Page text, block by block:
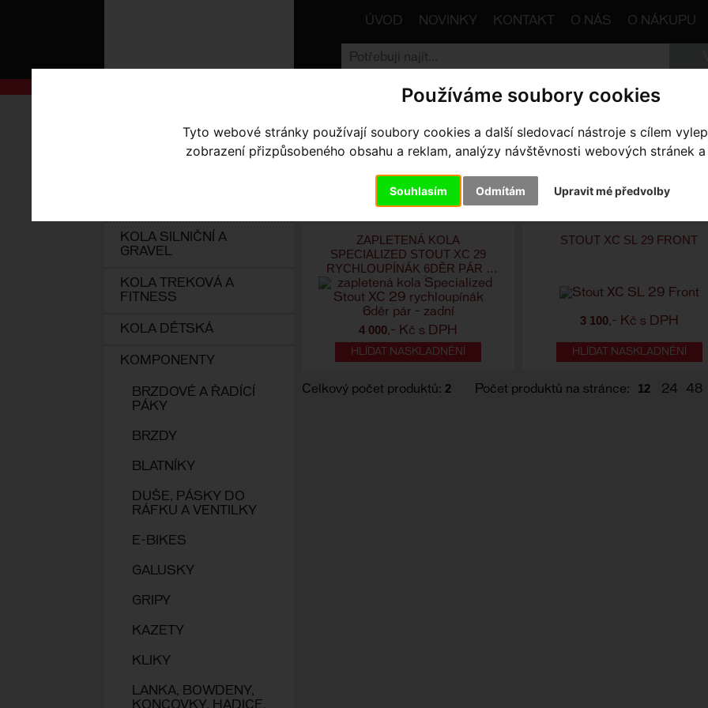
Používáme soubory cookies
Tyto webové stránky používají soubory cookies a další sledovací nástroje s cílem
zobrazení přizpůsobeného obsahu a reklam, analýzy návštěvnosti webových stránek
Souhlasím Odmítám Upravit mé předvolby
ÚVOD NOVINKY KONTAKT O NÁS O NÁKUPU
KOLA S-WORKS
KOLA SILNIČNÍ A
GRAVEL
KOLA TREKOVÁ A
FITNESS
KOLA DĚTSKÁ
KOMPONENTY
BRZDOVÉ A ŘADÍCÍ
PÁKY
BRZDY
BLATNÍKY
DUŠE, PÁSKY DO
RÁFKU A VENTILKY
E-BIKES
GALUSKY
GRIPY
KAZETY
KLIKY
LANKA, BOWDENY,
KONCOVKY, HADICE,
Seřadit podle: Ceny Názvu Data
Celkový počet produktů:2 Počet produktů na stránce:
ZAPLETENÁ KOLA
SPECIALIZED STOUT XC 29
RYCHLOUPÍNÁK 6DĚR PÁR -
ZADNÍ
4 000,- Kč s DPH
HLÍDAT NASKLADNĚNÍ
STOUT XC SL 29 FRONT
3 100,- Kč s DPH
HLÍDAT NASKLADNĚNÍ
Celkový počet produktů: 2 Počet produktů na stránce: 12 24 48